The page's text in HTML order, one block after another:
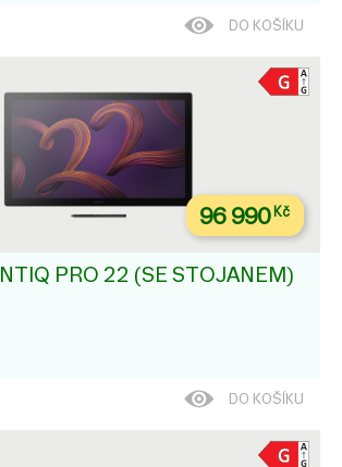
DO KOŠÍKU
96 990Kč
PRO 22 (SE STOJANEM)
DO KOŠÍKU